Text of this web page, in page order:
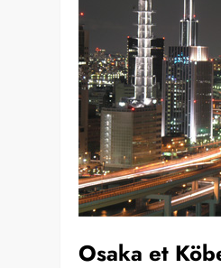
On compte environ
économique. Vous en
auberges privées
privées très
communes et
A LIRE AUSSI :